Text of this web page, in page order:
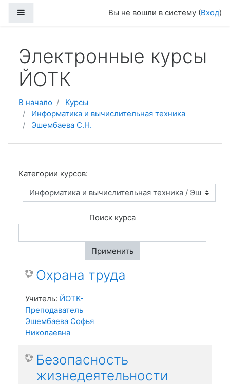
Вы не вошли в систему (Вход)
Электронные курсы
ЙОТК
В начало
Курсы
Информатика и вычислительная техника
Эшембаева С.Н.
Категории курсов:
Поиск курса
Применить
Охрана труда
Учитель: ЙОТК-
Преподаватель
Эшембаева Софья
Николаевна
Безопасность
жизнедеятельности